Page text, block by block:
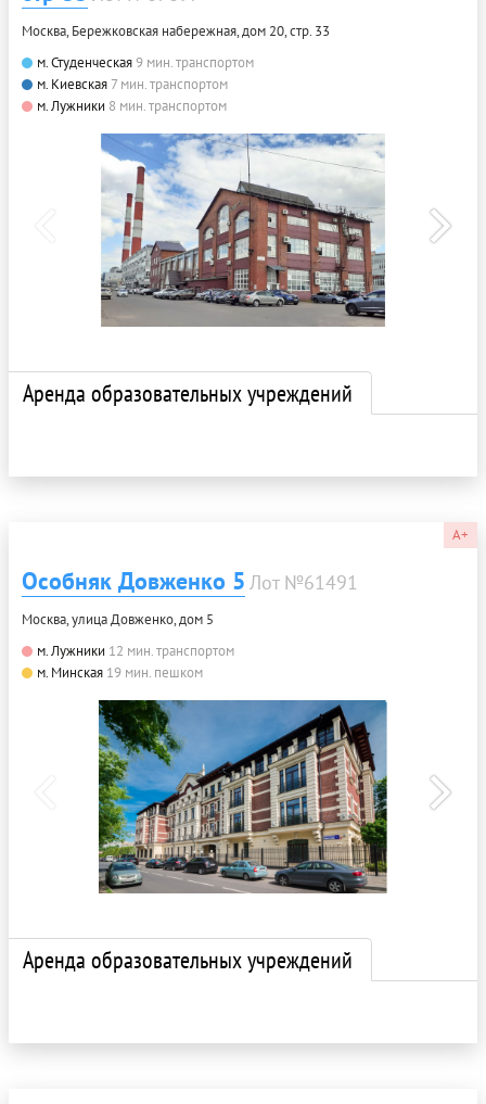
Москва, Бережковская набережная, дом 20, стр. 33
м. Студенческая9 мин. транспортом
м. Киевская 7 мин. транспортом
м. Лужники 8 мин. транспортом
Аренда образовательных учреждений
A+
Особняк Довженко 5 Лот №61491
Москва, улица Довженко, дом 5
м. Лужники 12 мин. транспортом
м. Минская 19 мин. пешком
Аренда образовательных учреждений